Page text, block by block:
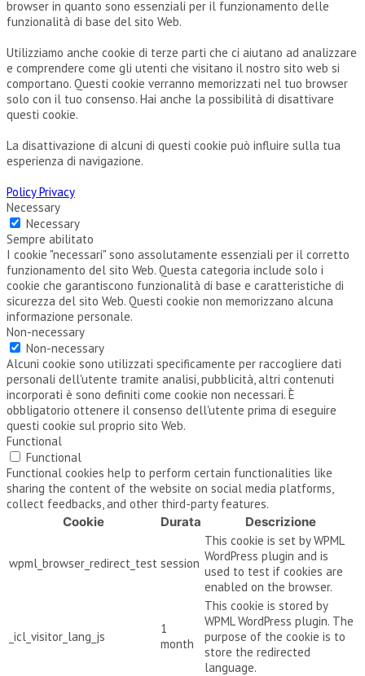
browser in quanto sono essenziali per il funzionamento delle
funzionalità di base del sito Web.
Utilizziamo anche cookie di terze parti che ci aiutano ad analizzare
e comprendere come gli utenti che visitano il nostro sito web si
comportano. Questi cookie verranno memorizzati nel tuo browser
solo con il tuo consenso. Hai anche la possibilità di disattivare
questi cookie.
La disattivazione di alcuni di questi cookie può influire sulla tua
esperienza di navigazione.
Policy Privacy
Necessary
Necessary
Sempre abilitato
I cookie "necessari" sono assolutamente essenziali per il corretto
funzionamento del sito Web. Questa categoria include solo i
cookie che garantiscono funzionalità di base e caratteristiche di
sicurezza del sito Web. Questi cookie non memorizzano alcuna
informazione personale.
Non-necessary
Non-necessary
Alcuni cookie sono utilizzati specificamente per raccogliere dati
personali dell'utente tramite analisi, pubblicità, altri contenuti
incorporati è sono definiti come cookie non necessari. È
obbligatorio ottenere il consenso dell'utente prima di eseguire
questi cookie sul proprio sito Web.
Functional
Functional
Functional cookies help to perform certain functionalities like
sharing the content of the website on social media platforms,
collect feedbacks, and other third-party features.
Cookie
Durata Descrizione
wpml_browser_redirect_test session
This cookie is set by WPML
WordPress plugin and is
used to test if cookies are
enabled on the browser.
_icl_visitor_lang_js
1
month
This cookie is stored by
WPML WordPress plugin. The
purpose of the cookie is to
store the redirected
language.